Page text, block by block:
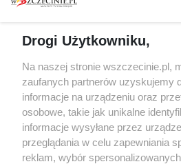
Spacery i oprowadzania
targi
Wernisaże
Więcej
Drogi Użytkowniku,
Na naszej stronie wszczecinie.pl,
zaufanych partnerów uzyskujemy
informacje na urządzeniu oraz
osobowe, takie jak unikalne
informacje wysyłane przez
przeglądania w celu zapewniania
reklam, wybór